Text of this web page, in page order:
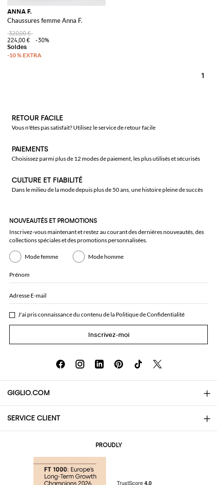
ANNA F.
Chaussures femme Anna F.
320,00 €
224,00 €
-30%
1
RETOUR FACILE
Vous n'êtes pas satisfait? Utilisez le service de retour facile
PAIEMENTS
Choisissez parmi plus de 12 modes de paiement, les plus utilisés et sécurisés
CULTURE ET FIABILITÉ
Dans le milieu de la mode depuis plus de 50 ans, une histoire pleine de succès
NOUVEAUTÉS ET PROMOTIONS
Inscrivez-vous maintenant et restez au courant des dernières nouveautés, des
collections spéciales et des promotions personnalisées.
Mode femme Mode homme
Prénom
Adresse E-mail
J'ai pris connaissance du contenu de la Politique de Confidentialité
Inscrivez-moi
GIGLIO.COM
About
SERVICE CLIENT
PROUDLY